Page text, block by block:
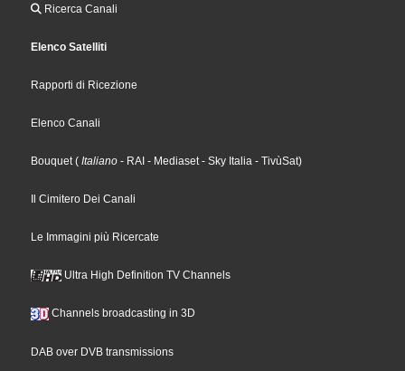
Ricerca Canali
Elenco Satelliti
Rapporti di Ricezione
Elenco Canali
Bouquet( Italiano - RAI - Mediaset- Sky Italia - TivùSat)
Il Cimitero Dei Canali
Le Immagini più Ricercate
Ultra High Definition TV Channels
Channels broadcasting in 3D
DAB over DVB transmissions